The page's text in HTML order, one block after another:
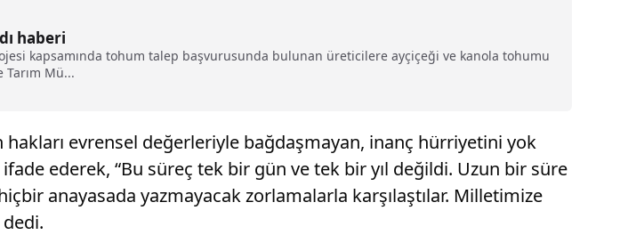
haberi
kapsamında tohum talep başvurusunda bulunan üreticilere ayçiçeği ve kanola tohumu
Tarım Mü...
evrensel değerleriyle bağdaşmayan, inanç hürriyetini yok
ederek, “Bu süreç tek bir gün ve tek bir yıl değildi. Uzun bir süre
anayasada yazmayacak zorlamalarla karşılaştılar. Milletimize